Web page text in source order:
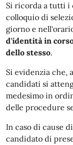
Si ricorda a tutti i
colloquio di
giorno e
d'identità in
dello stesso.
Si evidenzia che,
candidati si
medesimo in
delle procedure
In caso di cause
candidato di